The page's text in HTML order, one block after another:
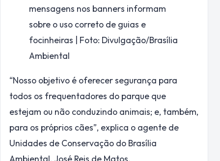
mensagens nos banners informam
sobre o uso correto de guias e
focinheiras | Foto: Divulgação/Brasília
Ambiental
“Nosso objetivo é oferecer segurança para
todos os frequentadores do parque que
estejam ou não conduzindo animais; e, também,
para os próprios cães”, explica o agente de
Unidades de Conservação do Brasília